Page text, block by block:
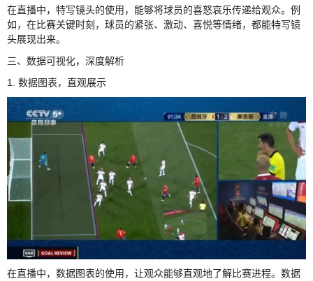
在直播中，特写镜头的使用，能够将球员的喜怒哀乐传递给观众。例
如，在比赛关键时刻，球员的紧张、激动、喜悦等情绪，都能特写镜
头展现出来。
三、数据可视化，深度解析
1. 数据图表，直观展示
在直播中，数据图表的使用，让观众能够直观地了解比赛进程。数据